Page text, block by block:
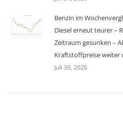
Benzin im
Diesel erneut teurer –
Zeitraum gesunken –
Kraftstoffpreise weiter
Juli 30, 2026